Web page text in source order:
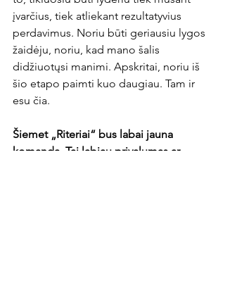
įvarčius, tiek atliekant rezultatyvius
perdavimus. Noriu būti geriausiu lygos
žaidėju, noriu, kad mano šalis
didžiuotųsi manimi. Apskritai, noriu iš
šio etapo paimti kuo daugiau. Tam ir
esu čia.
Šiemet „Riteriai“ bus labai jauna
komanda. Tai labiau privalumas ar